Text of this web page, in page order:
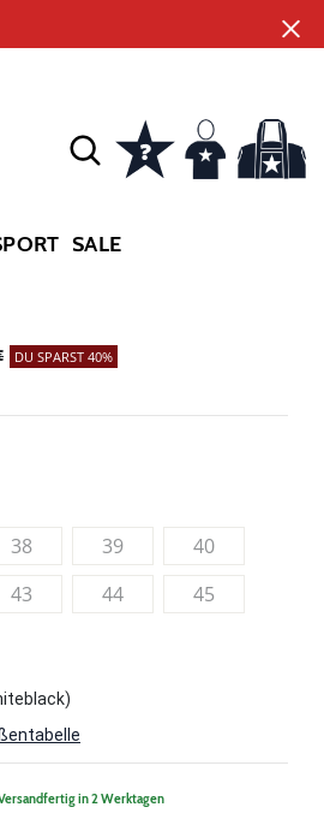
SALE
DU SPARST 40%
38 39
40
43 44
45
in 2 Werktagen